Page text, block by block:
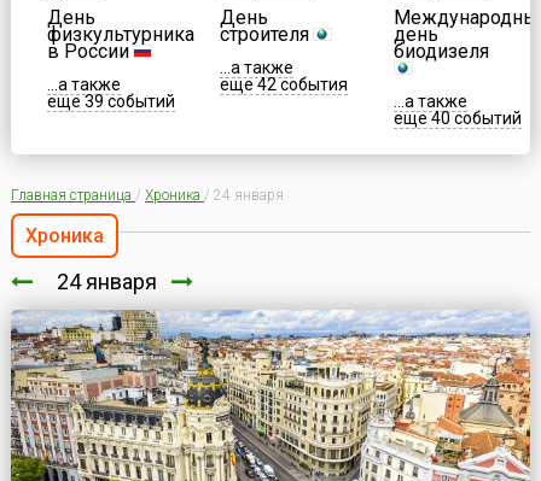
День
физкультурника
в России
...а также
еще 39 событий
День
строителя
...а также
еще 42 события
день
биодизеля
...а также
еще 40 событий
Главная страница / Хроника / 24 января
Хроника
24 января